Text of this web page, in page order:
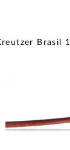
a wishlist Brasil